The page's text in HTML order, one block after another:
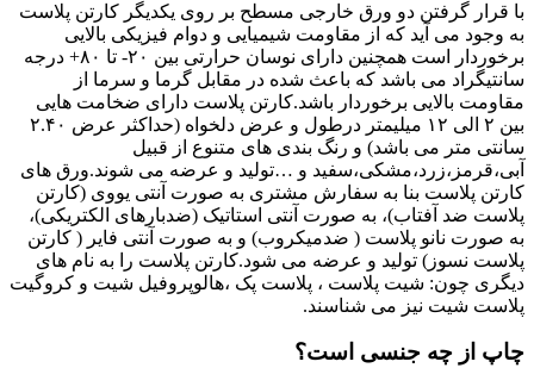
با قرار گرفتن دو ورق خارجی مسطح بر روی یکدیگر کارتن پلاست
به وجود می آید که از مقاومت شیمیایی و دوام فیزیکی بالایی
برخوردار است همچنین دارای نوسان حرارتی بین ۲۰- تا ۸۰+ درجه
سانتیگراد می باشد که باعث شده در مقابل گرما و سرما از
مقاومت بالایی برخوردار باشد.کارتن پلاست دارای ضخامت هایی
بین ۲ الی ۱۲ میلیمتر درطول و عرض دلخواه (حداکثر عرض ۲.۴۰
سانتی متر می باشد) و رنگ بندی های متنوع از قبیل
آبی،قرمز،زرد،مشکی،سفید و …تولید و عرضه می شوند.ورق های
کارتن پلاست بنا به سفارش مشتری به صورت آنتی یووی (کارتن
پلاست ضد آفتاب)، به صورت آنتی استاتیک (ضدبارهای الکتریکی)،
به صورت نانو پلاست ( ضدمیکروب) و به صورت آنتی فایر ( کارتن
پلاست نسوز) تولید و عرضه می شود.کارتن پلاست را به نام های
دیگری چون: شیت پلاست ، پلاست پک ،هالوپروفیل شیت و کروگیت
پلاست شیت نیز می شناسند.
چاپ از چه جنسی است؟